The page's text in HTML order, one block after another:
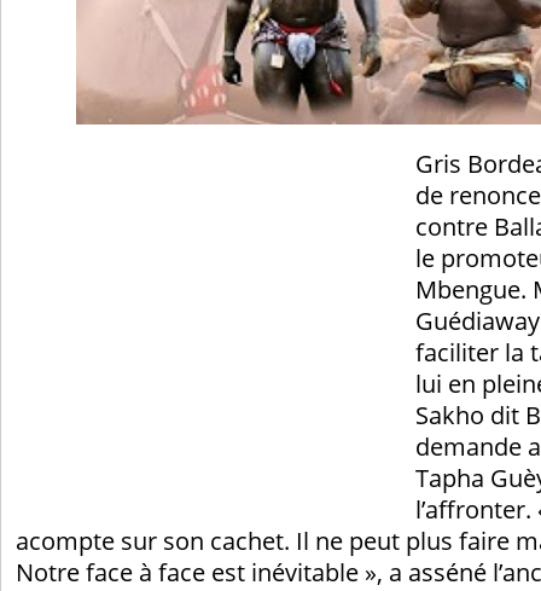
Gris
de
contre
le
Mbengue.
faciliter la
lui en
Sakho dit
demande
Tapha
acompte sur son cachet. Il ne peut plus faire
Notre face à face est inévitable », a asséné